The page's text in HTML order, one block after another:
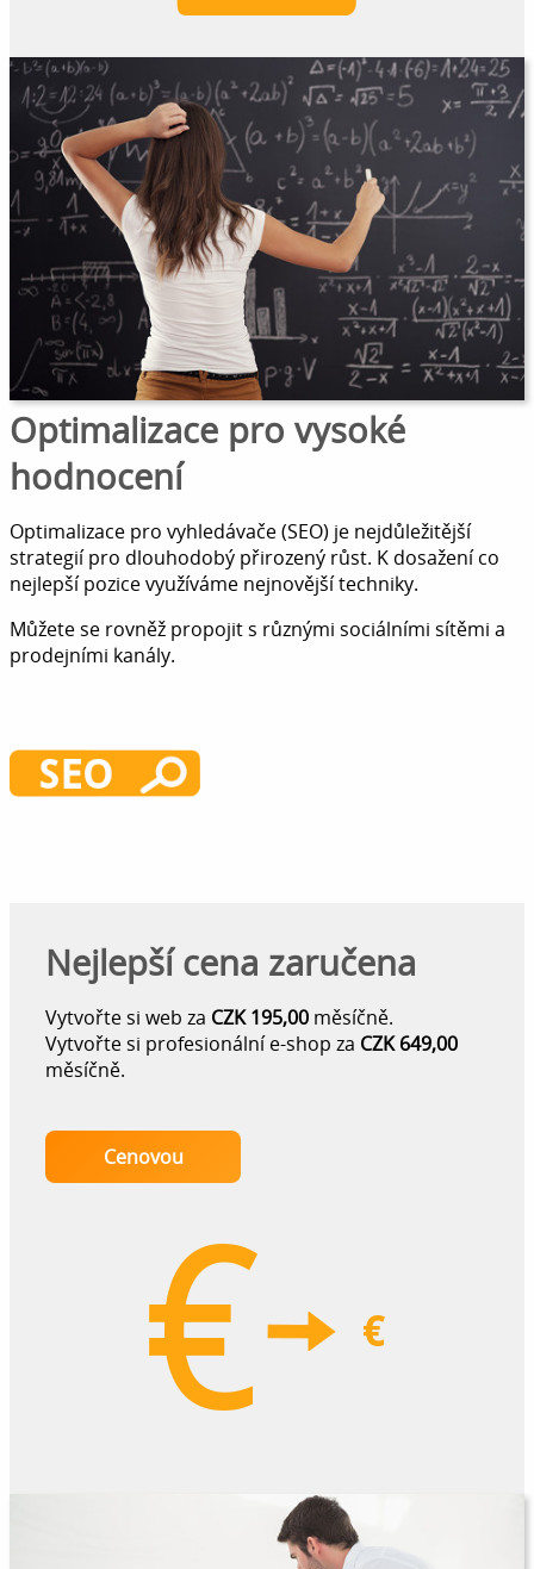
Optimalizace pro vysoké
hodnocení
Optimalizace pro vyhledávače (SEO) je nejdůležitější
strategií pro dlouhodobý přirozený růst. K dosažení co
nejlepší pozice využíváme nejnovější techniky.
Můžete se rovněž propojit s různými sociálními sítěmi a
prodejními kanály.
Nejlepší cena zaručena
Vytvořte si web za CZK 195,00 měsíčně.
Vytvořte si profesionální e-shop za CZK 649,00
měsíčně.
Cenovou